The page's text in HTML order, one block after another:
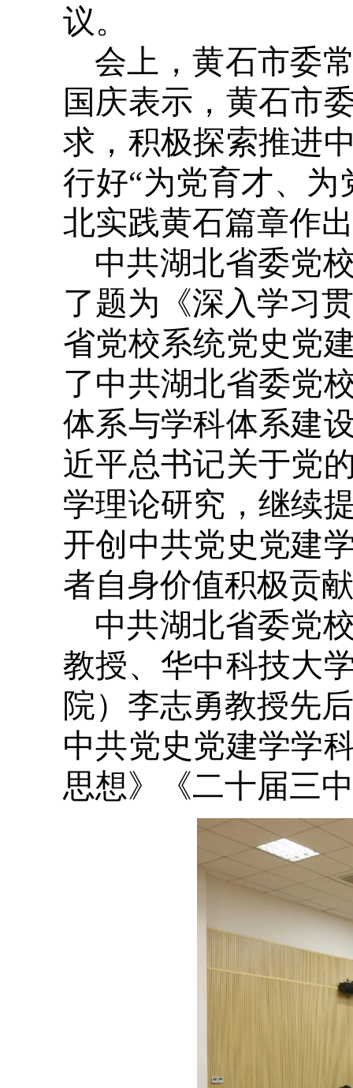
议。
会上，黄石市委
国庆表示，黄石市
求，积极探索推进
行好“为党育才、
北实践黄石篇章作
中共湖北省委党
了题为《深入学习
省党校系统党史党
了中共湖北省委党
体系与学科体系建
近平总书记关于党
学理论研究，继续
开创中共党史党建
者自身价值积极贡
中共湖北省委党
教授、华中科技大
院）李志勇教授先
中共党史党建学学
思想》《二十届三